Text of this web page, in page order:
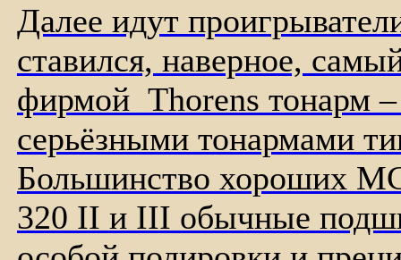
Далее идут
ставился, наверное,
фирмой Thorens тонарм –
серьёзными тонармами
Большинство хороших
320 II и III обычные